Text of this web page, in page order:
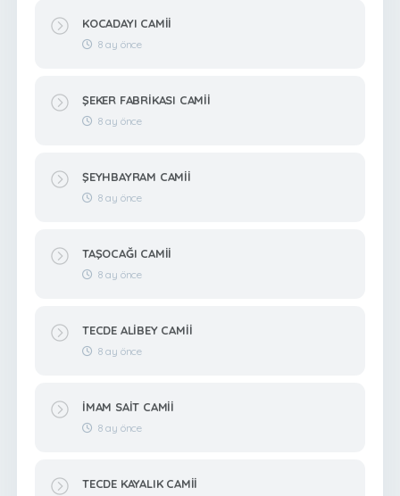
KOCADAYI CAMİİ
8 ay önce
ŞEKER FABRİKASI CAMİİ
8 ay önce
ŞEYHBAYRAM CAMİİ
8 ay önce
TAŞOCAĞI CAMİİ
8 ay önce
TECDE ALİBEY CAMİİ
8 ay önce
İMAM SAİT CAMİİ
8 ay önce
TECDE KAYALIK CAMİİ